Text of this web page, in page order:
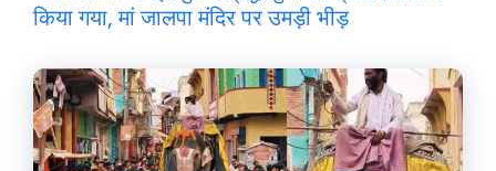
किया गया, मां जालपा मंदिर पर उमड़ी भीड़